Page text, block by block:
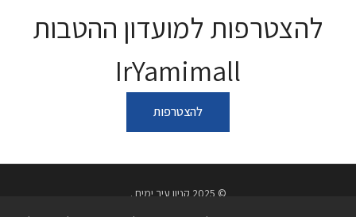
להצטרפות למועדון ההטבות
IrYamimall
להצטרפות
© 2025 קניון עיר ימים .